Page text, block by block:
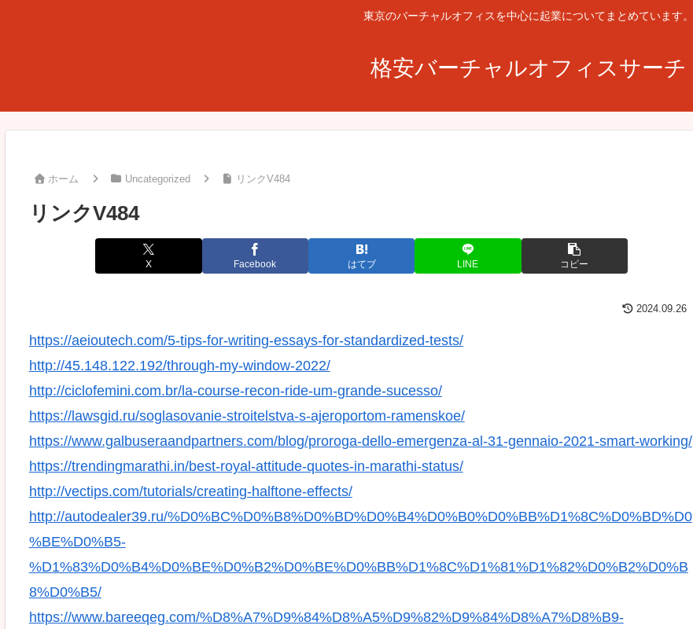
東京のバーチャルオフィスを中心に起業についてまとめています。
格安バーチャルオフィスサーチ
ホーム Uncategorized リンクV484
リンクV484
X Facebook はてブ LINE コピー
2024.09.26
https://aeioutech.com/5-tips-for-writing-essays-for-standardized-tests/
http://45.148.122.192/through-my-window-2022/
http://ciclofemini.com.br/la-course-recon-ride-um-grande-sucesso/
https://lawsgid.ru/soglasovanie-stroitelstva-s-ajeroportom-ramenskoe/
https://www.galbuseraandpartners.com/blog/proroga-dello-emergenza-al-31-gennaio-2021-smart-working/
https://trendingmarathi.in/best-royal-attitude-quotes-in-marathi-status/
http://vectips.com/tutorials/creating-halftone-effects/
http://autodealer39.ru/%D0%BC%D0%B8%D0%BD%D0%B4%D0%B0%D0%BB%D1%8C%D0%BD%D0
%BE%D0%B5-
%D1%83%D0%B4%D0%BE%D0%B2%D0%BE%D0%BB%D1%8C%D1%81%D1%82%D0%B2%D0%B
8%D0%B5/
https://www.bareeqeg.com/%D8%A7%D9%84%D8%A5%D9%82%D9%84%D8%A7%D8%B9-